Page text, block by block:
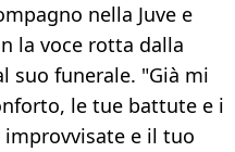
nella Juve e
la voce rotta dalla
suo funerale. "Già mi
le tue battute e i
e il tuo